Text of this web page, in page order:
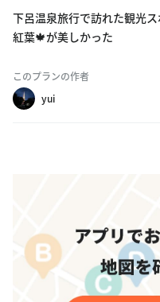
下呂温泉旅行で訪れた観光ス
紅葉🍁が美しかった
このプランの作者
yui